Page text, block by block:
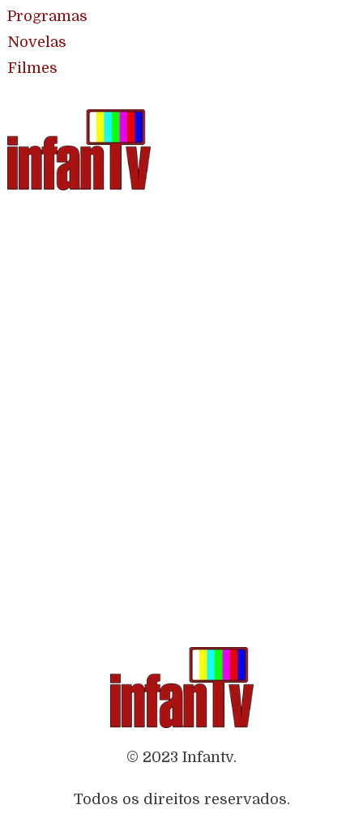
Programas
Novelas
Filmes
© 2023 Infantv.
Todos os direitos reservados.